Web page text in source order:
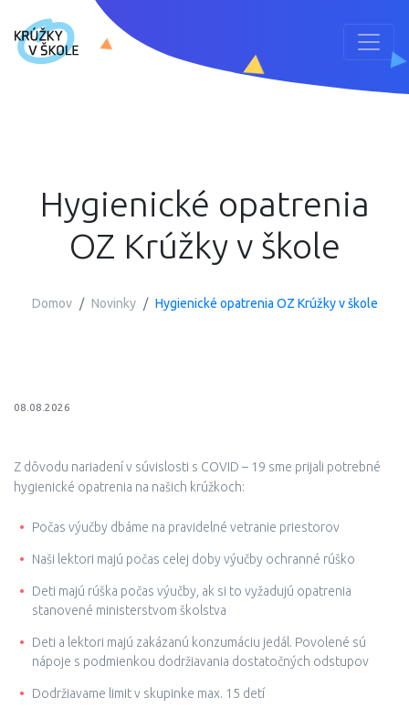
Hygienické opatrenia
OZ Krúžky v škole
Domov Novinky Hygienické opatrenia OZ Krúžky v škole
08.08.2026
Z dôvodu nariadení v súvislosti s COVID – 19 sme prijali potrebné
hygienické opatrenia na našich krúžkoch:
Počas výučby dbáme na pravidelné vetranie priestorov
Naši lektori majú počas celej doby výučby ochranné rúško
Deti majú rúška počas výučby, ak si to vyžadujú opatrenia
stanovené ministerstvom školstva
Deti a lektori majú zakázanú konzumáciu jedál. Povolené sú
nápoje s podmienkou dodržiavania dostatočných odstupov
Dodržiavame limit v skupinke max. 15 detí